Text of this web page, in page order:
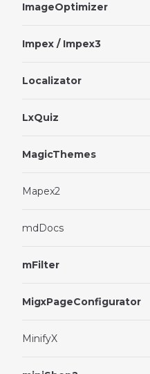
ImageOptimizer
Impex / Impex3
Localizator
LxQuiz
MagicThemes
Mapex2
mdDocs
mFilter
MigxPageConfigurator
MinifyX